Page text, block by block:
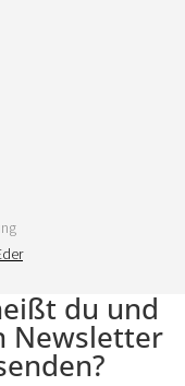
du und
Newsletter